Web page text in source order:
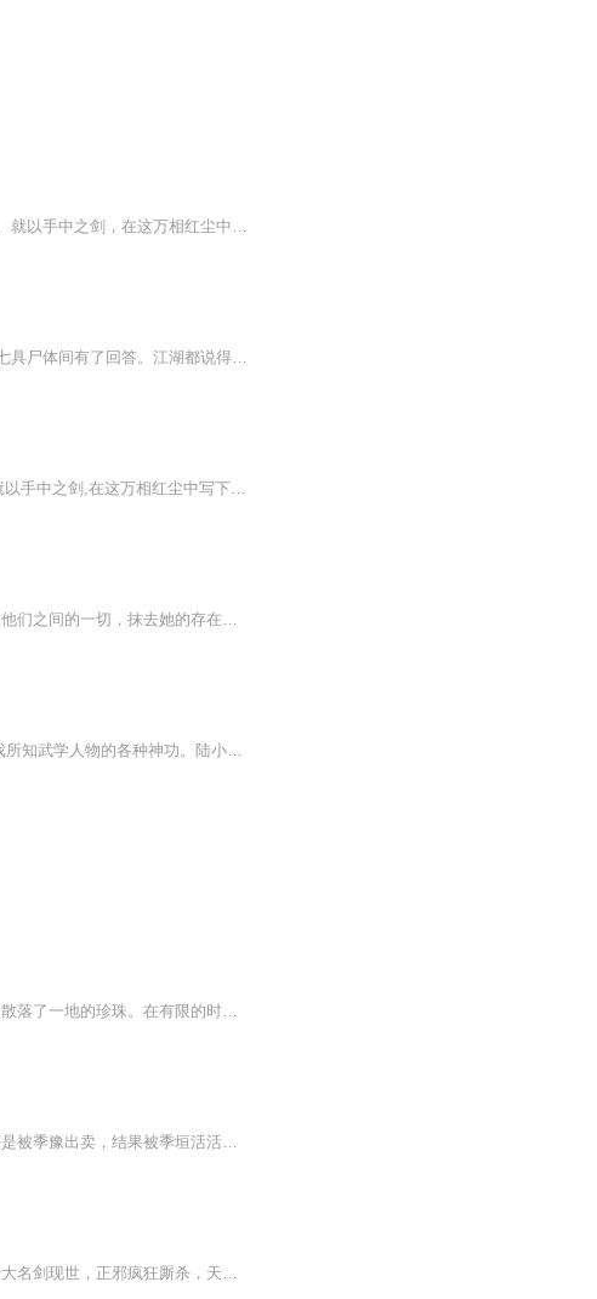
天公不道，当弃神为魔!异行之途，皆独领风骚!即便轮回几世，心中那一颗赤诚不变。就以手中之剑，在这万相红尘中写下辉煌。背命搏天!终有一日，我当踏仙成魔，弃神为尊!
“凡人跪着活，武者站着死，你选哪条道？”山门前老乞丐醉醺醺的问话，今夜在二十七具尸体间有了回答。江湖都说得了无名剑谱便能通天，却无人敢提剑匣深处那道血契。当我斩断武林盟主金印时，锈剑突然开口说话了——原来三十年前被灭门的铸剑山庄，最后一...
天公不道,当弃神为魔!异行之途,皆独领风骚!即便轮回了几世心中那一颗赤诚不变。就以手中之剑,在这万相红尘中写下辉煌。背命搏天!终有一日,我当踏仙成魔,弃神为尊!
容樘对霍景辞恨之入骨，背叛她，害死她母亲，陷她入狱，致她难产，她一把火烧了他们之间的一切，抹去她的存在，他却发现，没有她，他根本活不下去。【收听须知】1、该专辑免费收听。2、在收听过程中，如想快速阅读小说文字版全集，或者你有其他任何问题，请在微信中搜索公众号【简文楼】，关注并回复数字：【0499】，便可快速阅读文字全版。（注意：需要在公众号中回复才有效）
【内容简介】 林陌身带系统重生到武林盛世，不仅通过任务可习得前世小说影视游戏所知武学人物的各种神功。陆小凤传奇中四条眉毛的陆小凤。天下第一中入魔已深的归海一刀。仙剑奇侠传二中的豪侠王小虎。风云雄霸天下中的枭雄绝无神。金光布袋戏中的快乐男孩...
世间的诸多美好，会在生命的某个瞬间与你相遇，曾经的那些感知、那些心动，像是散落了一地的珍珠。在有限的时间走廊里行走——走着、看着、把玩着、品味着……那些叩动心灵的文字，让生命丰富多姿。现在，将曾经感动过生命的一瞬间，用声音一个个把它们串...
为了救母亲，前世，沈决联合瑞王季豫，潜伏在瑾王季垣身边，处处谨慎小心，可还是被季豫出卖，结果被季垣活活千刀万剐而死。重生之后，沈决孤身进宫，步步为营，得到了至高无上的地位，本以为一切尽在掌握，可却发觉所有的认知面目全非。每天上午9:00更新...
一柄无主古剑，藏着颠覆武林的秘辛。少年梁家燃，从草原蝼蚁，踏入血火江湖。十大名剑现世，正邪疯狂厮杀，天下大乱。他握剑而起，以凡躯铸剑心，以侠义镇乾坤。身世成谜，仇敌遍地，步步皆是死局。剑无名，人无姓，却要做这唯一的剑主！一剑破万法，一剑...